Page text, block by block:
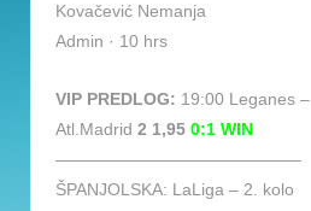
Kovačević Nemanja
Admin · 10 hrs
VIP PREDLOG: 19:00 Leganes –
Atl.Madrid 2 1,95 0:1 WIN
——————————————–
ŠPANJOLSKA: LaLiga – 2. kolo